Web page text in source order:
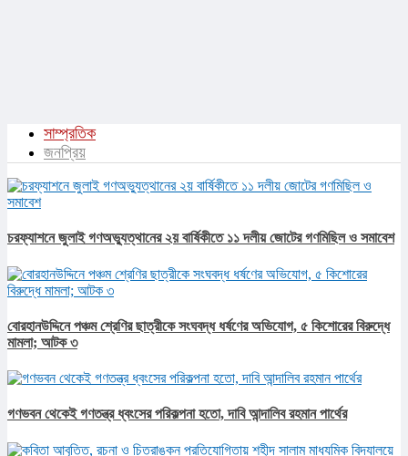
সাম্প্রতিক
জনপ্রিয়
চরফ্যাশনে জুলাই গণঅভ্যুত্থানের ২য় বার্ষিকীতে ১১ দলীয় জোটের গণমিছিল ও সমাবেশ
বোরহানউদ্দিনে পঞ্চম শ্রেণির ছাত্রীকে সংঘবদ্ধ ধর্ষণের অভিযোগ, ৫ কিশোরের বিরুদ্ধে
মামলা; আটক ৩
গণভবন থেকেই গণতন্ত্র ধ্বংসের পরিকল্পনা হতো, দাবি আন্দালিব রহমান পার্থের